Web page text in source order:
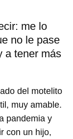
me lo
no le pase
a tener más
del motelito
muy amable.
pandemia y
con un hijo,